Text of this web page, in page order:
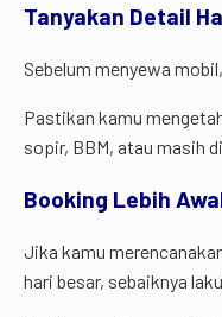
Tanyakan Detail
Sebelum menyewa
Pastikan kamu
sopir, BBM, atau masih
Booking Lebih
Jika kamu
hari besar, sebaiknya